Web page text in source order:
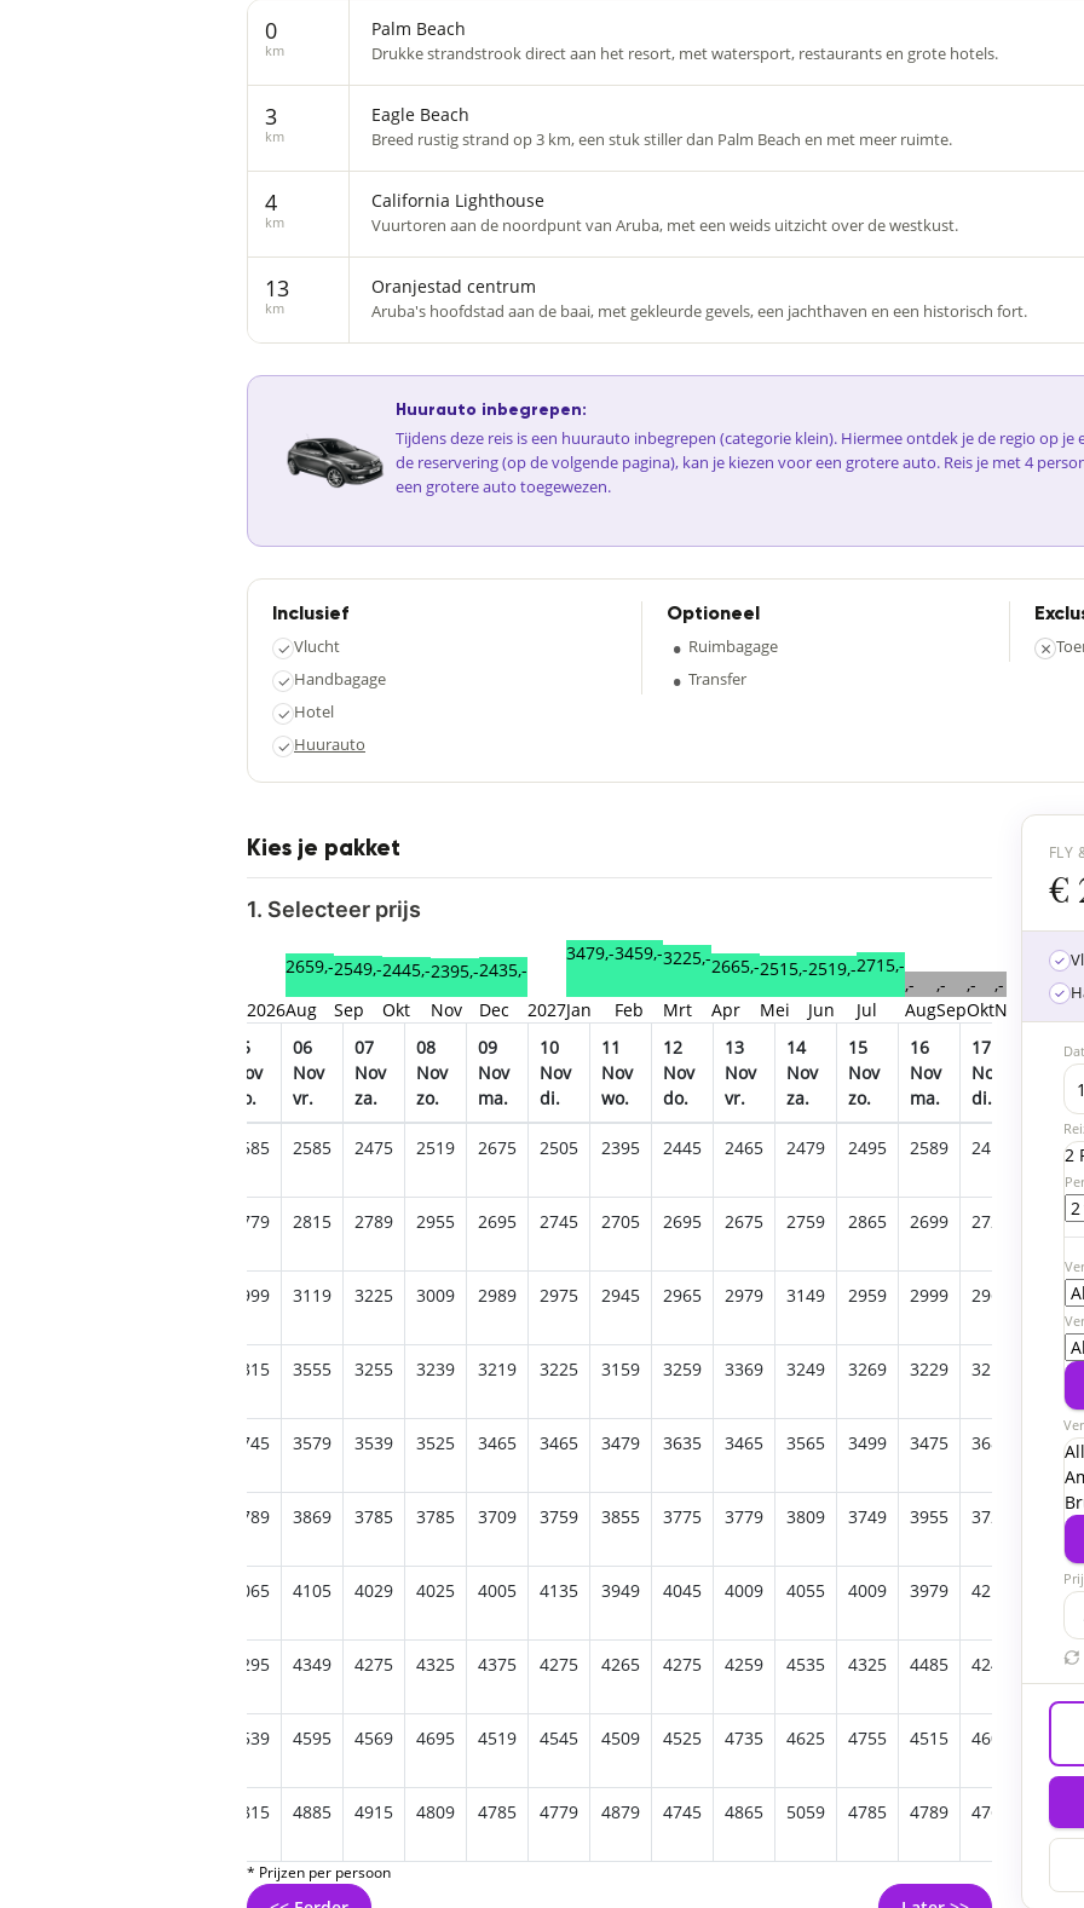
0
km
Palm Beach
Drukke strandstrook direct aan het resort, met watersport, restaurants en grote hotels.
3
km
Eagle Beach
Breed rustig strand op 3 km, een stuk stiller dan Palm Beach en met meer ruimte.
4
km
California Lighthouse
Vuurtoren aan de noordpunt van Aruba, met een weids uitzicht over de westkust.
13
km
Oranjestad centrum
Aruba's hoofdstad aan de baai, met gekleurde gevels, een jachthaven en een historisch fort.
Huurauto inbegrepen:
Tijdens deze reis is een huurauto inbegrepen (categorie klein). Hiermee ontdek je de regio op
de reservering (op de volgende pagina), kan je kiezen voor een grotere auto. Reis je met 4
een grotere auto toegewezen.
Inclusief
✓Vlucht
✓ Handbagage
✓ Hotel
✓ Huurauto
Optioneel
• Ruimbagage
• Transfer
×
FLY
€
2
Kies je pakket
1. Selecteer prijs
2026
2659,-
Aug
2549,-
Sep
2445,-
Okt
2395,-
Nov
2435,-
Dec
2027
3479,-
Jan
3459,-
Feb
3225,-
Mrt
2665,-
Apr
2515,-
Mei
2519,-
Jun
2715,-
Jul
,-
Aug
,-
Sep
,-
Okt
,-
Nov
Dec2028
05
Nov
do.
06
Nov
vr.
07
Nov
za.
08
Nov
zo.
09
Nov
ma.
10
Nov
di.
11
Nov
wo.
12
Nov
do.
13
Nov
vr.
14
Nov
za.
15
Nov
zo.
16
Nov
ma.
17
Nov
di.
Nov
2585 2585 2475 2519 2675 2505 2395 2445 2465 2479 2495 2589 2415 2475
2779 2815 2789 2955 2695 2745 2705 2695 2675 2759 2865 2699 2729 2715
2999 3119 3225 3009 2989 2975 2945 2965 2979 3149 2959 2999 2965 2949
3315 3555 3255 3239 3219 3225 3159 3259 3369 3249 3269 3229 3215 3209
3745 3579 3539 3525 3465 3465 3479 3635 3465 3565 3499 3475 3689 3519
3789 3869 3785 3785 3709 3759 3855 3775 3779 3809 3749 3955 3725 3955
4065 4105 4029 4025 4005 4135 3949 4045 4009 4055 4009 3979 4219 3985
4295 4349 4275 4325 4375 4275 4265 4275 4259 4535 4325 4485 4249 4235
4539 4595 4569 4695 4519 4545 4509 4525 4735 4625 4755 4515 4609
4815 4885 4915 4809 4785 4779 4879 4745 4865 5059 4785 4789 4769
* Prijzen per persoon